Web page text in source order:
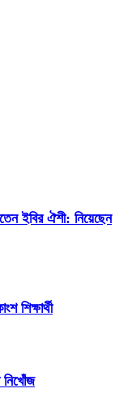
ইবির ঐশী: নিয়েছেন
শিক্ষার্থী
নিখোঁজ